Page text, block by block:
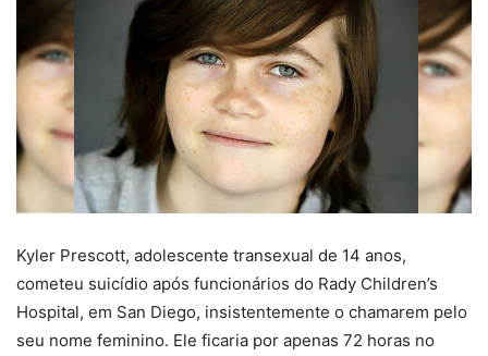
Kyler Prescott, adolescente transexual de 14 anos,
cometeu suicídio após funcionários do Rady Children’s
Hospital, em San Diego, insistentemente o chamarem pelo
seu nome feminino. Ele ficaria por apenas 72 horas no